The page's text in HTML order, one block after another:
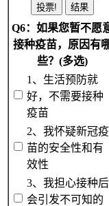
Q6：如果您暂不愿
接种疫苗，原因有
些？(多选)
1、生活预防就
好，不需要接种
疫苗
2、我怀疑新冠疫
苗的安全性和有
效性
3、我担心接种后
会引发不可知的